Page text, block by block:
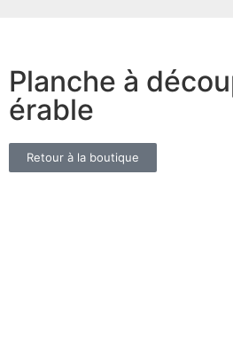
Planche à
érable
Retour à la boutique